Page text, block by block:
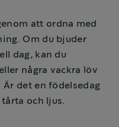
att ordna med
Om du bjuder
dag, kan du
några vackra löv
det en födelsedag
och ljus.